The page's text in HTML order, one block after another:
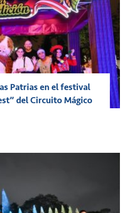
Patrias en el festival
del Circuito Mágico